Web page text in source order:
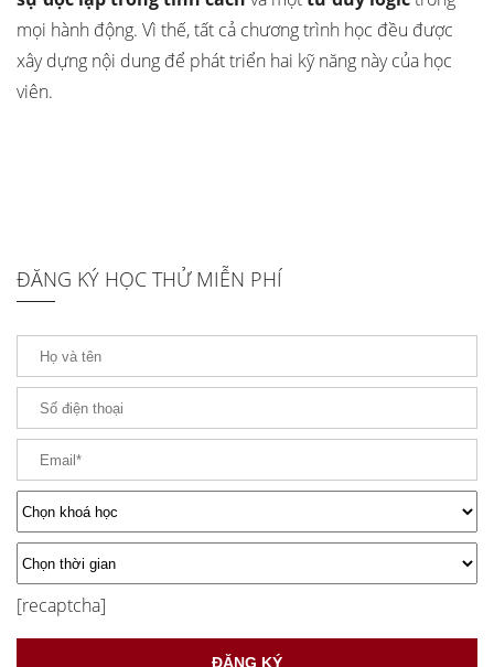
mọi hành động. Vì thế, tất cả chương trình học đều được
xây dựng nội dung để phát triển hai kỹ năng này của học
viên.
ĐĂNG KÝ HỌC THỬ MIỄN PHÍ
[recaptcha]